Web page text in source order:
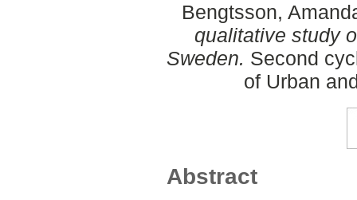
Bengtsson,
qualitative study
Sweden. Second
of Urban
Abstract